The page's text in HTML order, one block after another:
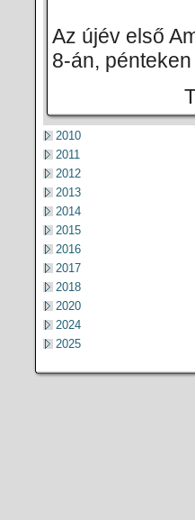
Az újév első
8-án,
2010
2011
2012
2013
2014
2015
2016
2017
2018
2020
2024
2025